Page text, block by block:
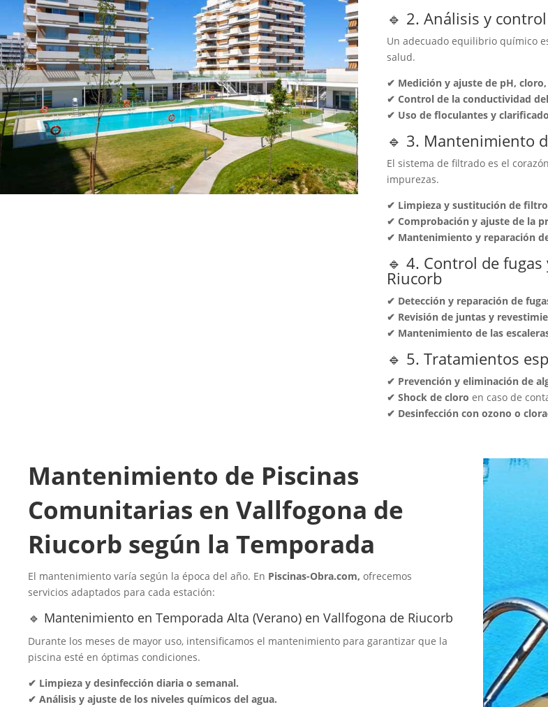
🔹 2. Análisis y
Un adecuado equilibrio químico
salud.
✔ Medición y ajuste de pH,
✔ Control de la conductividad
✔ Uso de floculantes y
🔹 3. Mantenimiento
El sistema de filtrado es el
impurezas.
✔ Limpieza y sustitución de
✔ Comprobación y ajuste de la
✔ Mantenimiento y reparación
🔹 4. Control de
Riucorb
✔ Detección y reparación de
✔ Revisión de juntas y
✔ Mantenimiento de las
🔹 5. Tratamientos
✔ Prevención y eliminación de
✔ Shock de cloro en caso de
✔ Desinfección con ozono o
Mantenimiento de Piscinas
Comunitarias en Vallfogona de
Riucorb según la Temporada
El mantenimiento varía según la época del año. En Piscinas-Obra.com, ofrecemos
servicios adaptados para cada estación:
🔹 Mantenimiento en Temporada Alta (Verano) en Vallfogona de Riucorb
Durante los meses de mayor uso, intensificamos el mantenimiento para garantizar que la
piscina esté en óptimas condiciones.
✔ Limpieza y desinfección diaria o semanal.
✔ Análisis y ajuste de los niveles químicos del agua.